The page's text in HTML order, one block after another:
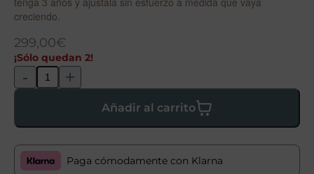
creciendo.
299,00€
¡Sólo quedan 2!
- +
Añadir al carrito
Paga cómodamente con Klarna